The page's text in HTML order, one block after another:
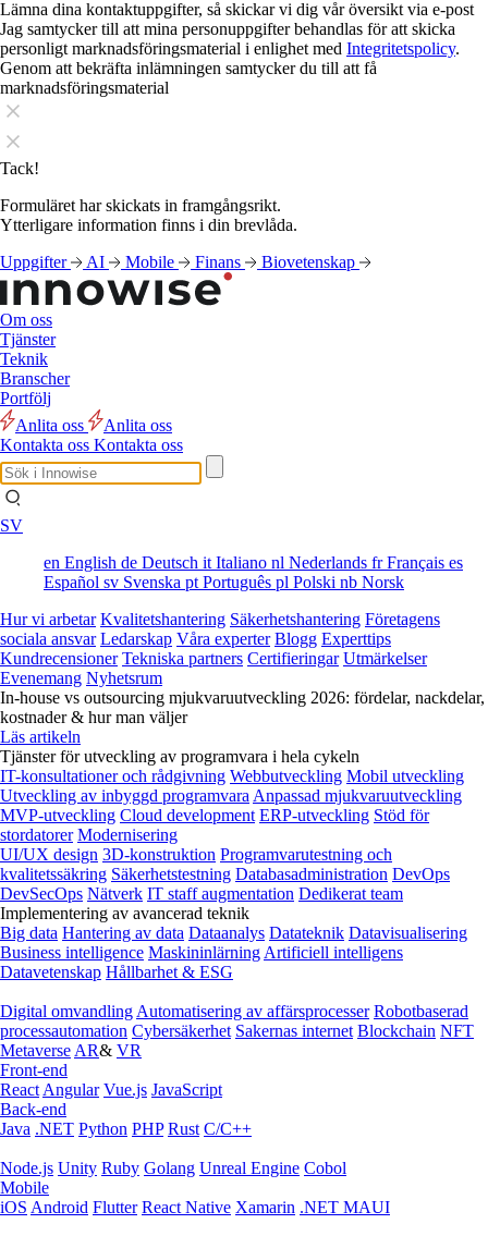
Lämna dina kontaktuppgifter, så skickar vi dig vår översikt via e-post
Jag samtycker till att mina personuppgifter behandlas för att skicka
personligt marknadsföringsmaterial i enlighet med Integritetspolicy.
Genom att bekräfta inlämningen samtycker du till att få
marknadsföringsmaterial
Tack!
Formuläret har skickats in framgångsrikt.
Ytterligare information finns i din brevlåda.
Uppgifter
AI Mobile Finans Biovetenskap
Om oss
Tjänster
Teknik
Branscher
Portfölj
Anlita oss
Anlita oss
Kontakta oss Kontakta oss
SV
en English de Deutsch it Italiano nl Nederlands frFrançais es
Español sv Svenska pt Português pl Polski nb Norsk
Hur vi arbetar Kvalitetshantering Säkerhetshantering Företagens
sociala ansvar Ledarskap Våra experter Blogg Experttips
Kundrecensioner Tekniska partners Certifieringar Utmärkelser
Evenemang Nyhetsrum
In-house vs outsourcing mjukvaruutveckling 2026: fördelar, nackdelar,
kostnader & hur man väljer
Läs artikeln
Tjänster för utveckling av programvara i hela cykeln
IT-konsultationer och rådgivning Webbutveckling Mobil utveckling
Utveckling av inbyggd programvara Anpassad mjukvaruutveckling
MVP-utveckling Cloud development ERP-utveckling Stöd för
stordatorer Modernisering
UI/UX design 3D-konstruktion Programvarutestning och
kvalitetssäkring Säkerhetstestning Databasadministration DevOps
DevSecOps Nätverk IT staff augmentation Dedikerat team
Implementering av avancerad teknik
Big data Hantering av data Dataanalys Datateknik Datavisualisering
Business intelligence Maskininlärning Artificiell intelligens
Datavetenskap Hållbarhet & ESG
Digital omvandling Automatisering av affärsprocesser Robotbaserad
processautomation Cybersäkerhet Sakernas internet Blockchain NFT
Metaverse AR& VR
Front-end
React Angular Vue.js JavaScript
Back-end
Java .NET Python PHP Rust C/C++
Node.js Unity Ruby Golang Unreal Engine Cobol
Mobile
iOS Android Flutter React Native Xamarin .NET MAUI